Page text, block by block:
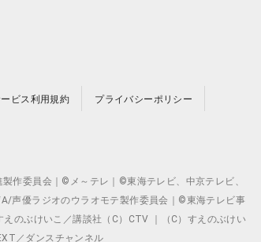
ビス利用規約 プライバシーポリシー
作委員会｜©メ～テレ｜©東海テレビ、中京テレビ、
声優ラジオのウラオモテ製作委員会｜©東海テレビ事
のぶけいこ／講談社（C）CTV ｜（C）すえのぶけい
／ダンスチャンネル